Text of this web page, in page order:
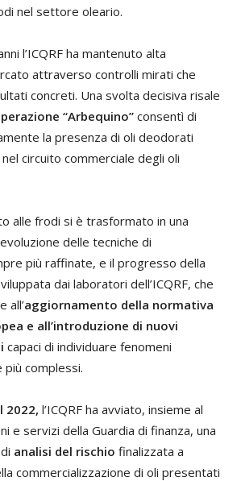
nel settore oleario.
l’ICQRF ha mantenuto alta
attraverso controlli mirati che
concreti. Una svolta decisiva risale
“Arbequino” consentì di
la presenza di oli deodorati
circuito commerciale degli oli
alle frodi si è trasformato in una
delle tecniche di
più raffinate, e il progresso della
dai laboratori dell’ICQRF, che
all’aggiornamento della normativa
e all’introduzione di nuovi
capaci di individuare fenomeni
complessi.
2022, l’ICQRF ha avviato, insieme al
e servizi della Guardia di finanza, una
analisi del rischio finalizzata a
commercializzazione di oli presentati